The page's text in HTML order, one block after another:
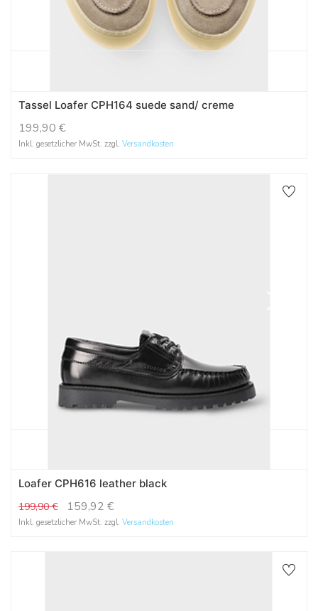
Tassel Loafer CPH164 suede sand/ creme
199,90 €
Inkl. gesetzlicher MwSt. zzgl. Versandkosten
Loafer CPH616 leather black
199,90€ 159,92 €
Inkl. gesetzlicher MwSt. zzgl. Versandkosten